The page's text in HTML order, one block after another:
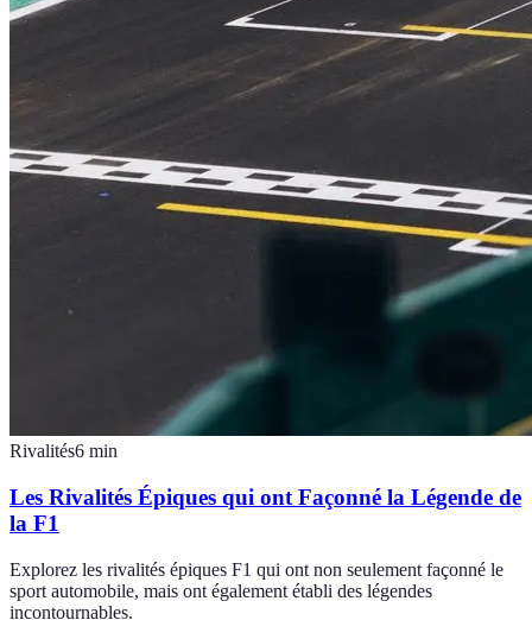
Rivalités6 min
Les Rivalités Épiques qui ont Façonné la Légende de
la F1
Explorez les rivalités épiques F1 qui ont non seulement façonné le
sport automobile, mais ont également établi des légendes
incontournables.